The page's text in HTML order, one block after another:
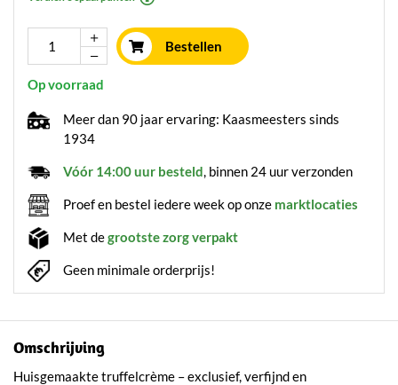
Bestellen
Op voorraad
Meer dan 90 jaar ervaring: Kaasmeesters sinds
1934
Vóór 14:00 uur besteld, binnen 24 uur verzonden
Proef en bestel iedere week op onze marktlocaties
Met degrootste zorg verpakt
Geen minimale orderprijs!
Omschrijving
Huisgemaakte truffelcrème – exclusief, verfijnd en